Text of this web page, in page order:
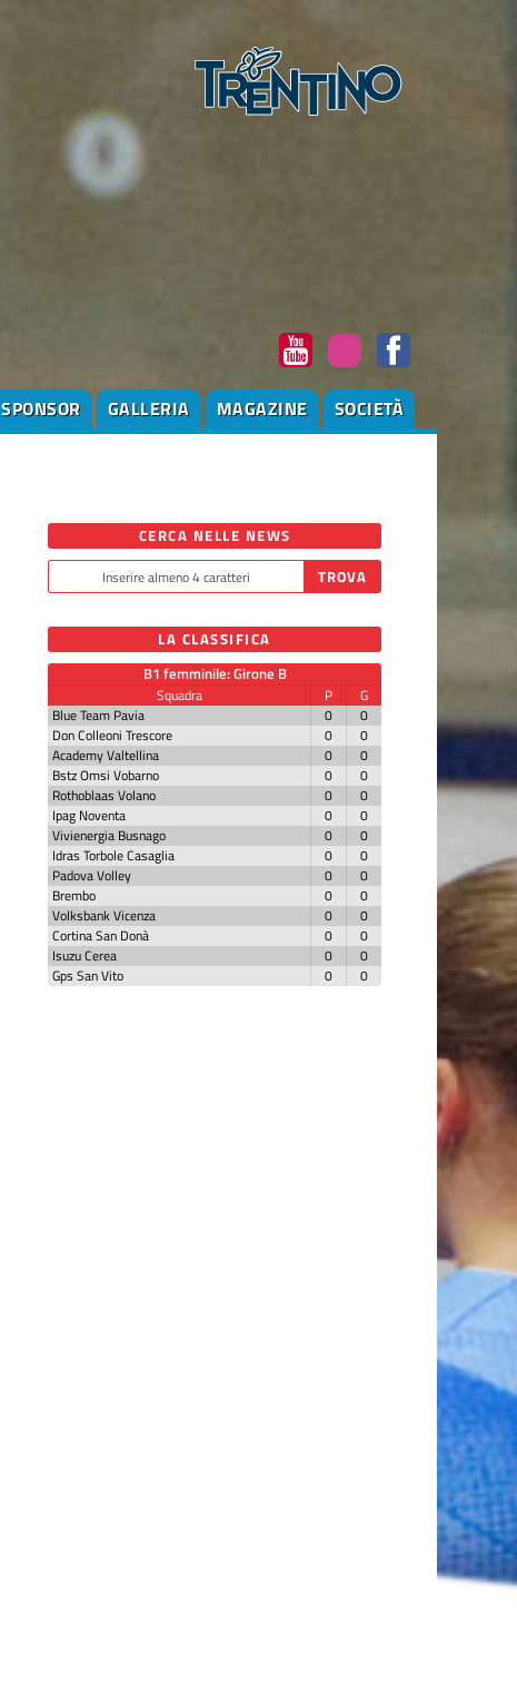
SPONSOR GALLERIA MAGAZINE SOCIETÀ
CERCA NELLE NEWS
LA CLASSIFICA
B1 femminile: Girone B
Squadra P
G
Blue Team Pavia
0
0
Don Colleoni Trescore
0
0
Academy Valtellina
0
0
Bstz Omsi Vobarno
0
0
Rothoblaas Volano
0
0
Ipag Noventa
0
0
Vivienergia Busnago
0
0
Idras Torbole Casaglia
0
0
Padova Volley
0
0
Brembo
0
0
Volksbank Vicenza
0
0
Cortina San Donà
0
0
Isuzu Cerea
0
0
Gps San Vito
0 0